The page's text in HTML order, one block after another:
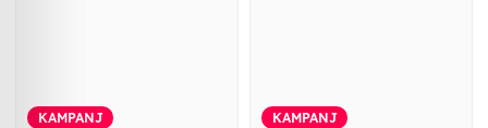
KAMPANJ KAMPANJ